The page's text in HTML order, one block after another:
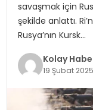
savaşmak için
şekilde anlattı.
Rusya’nın Kursk…
Kolay
19 Şubat 2025